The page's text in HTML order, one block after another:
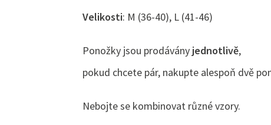
Velikosti: M (36-40), L (41-46)
Ponožky jsou prodávány jednotlivě,
pokud chcete pár, nakupte alespoň dvě
Nebojte se kombinovat různé vzory.